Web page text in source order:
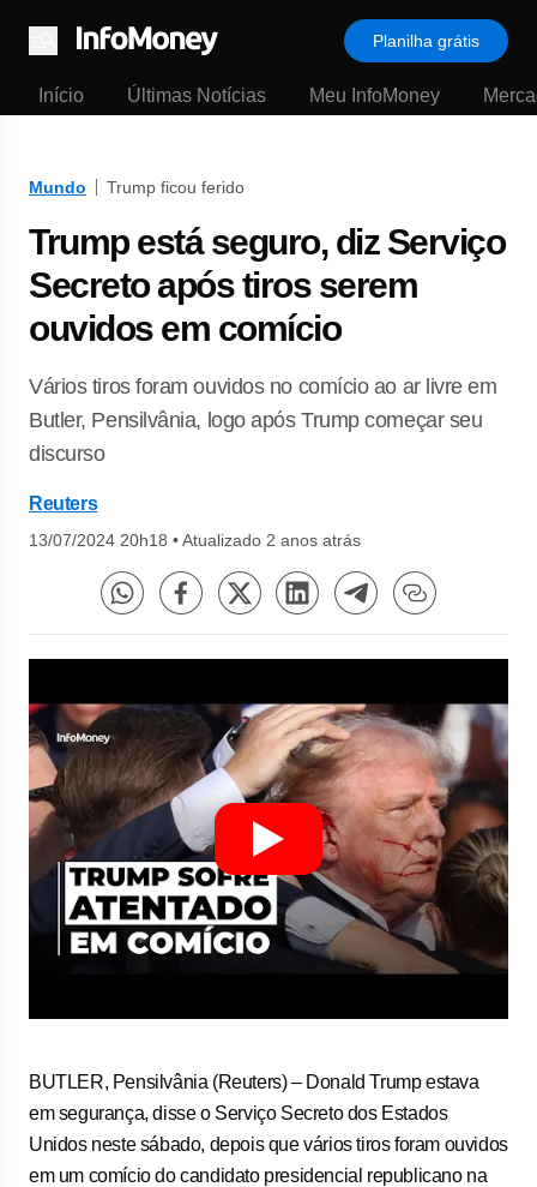
Menu
Planilha grátis
Início Últimas Notícias Meu InfoMoney
Mundo Trump ficou ferido
Trump está seguro, diz Serviço
Secreto após tiros serem
ouvidos em comício
Vários tiros foram ouvidos no comício ao ar livre em
Butler, Pensilvânia, logo após Trump começar seu
discurso
Reuters
13/07/2024 20h18 •Atualizado 2 anos atrás
BUTLER, Pensilvânia (Reuters) – Donald Trump estava
em segurança, disse o Serviço Secreto dos Estados
Unidos neste sábado, depois que vários tiros foram ouvidos
em um comício do candidato presidencial republicano na